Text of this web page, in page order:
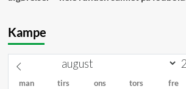
Kampe
man tirs ons tors fre